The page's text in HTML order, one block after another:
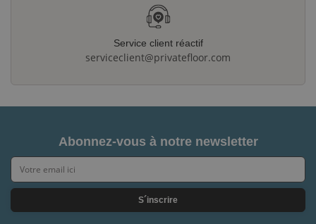
Service client réactif
serviceclient@privatefloor.com
Abonnez-vous à notre newsletter
S´inscrire